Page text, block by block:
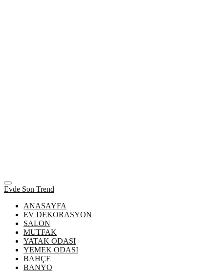
Evde Son Trend
ANASAYFA
EV DEKORASYON
SALON
MUTFAK
YATAK ODASI
YEMEK ODASI
BAHÇE
BANYO